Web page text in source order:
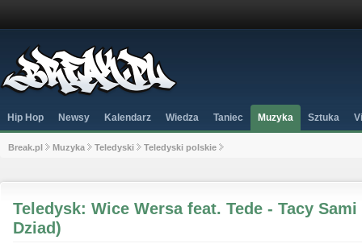
Hip Hop Newsy Kalendarz Wiedza Taniec Muzyka Sztuka
Break.pl Muzyka Teledyski Teledyski polskie
Teledysk: Wice Wersa feat. Tede - Tacy
Dziad)